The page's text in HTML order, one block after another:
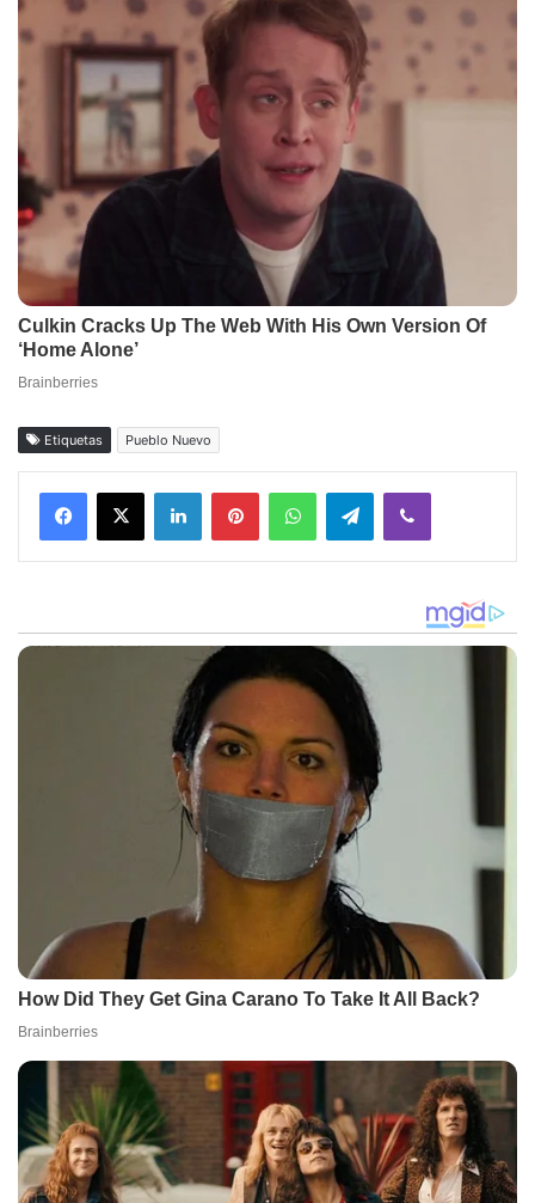
Etiquetas Pueblo Nuevo
Facebook
X LinkedInPinterestWhatsAppTelegramViber